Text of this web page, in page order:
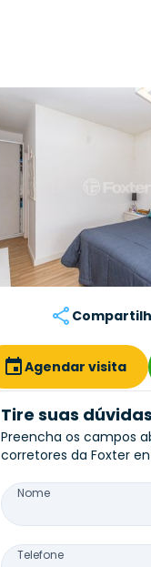
Agendar visita
Tire suas dúvidas
Preencha os campos
corretores da Foxter
Nome
Telefone